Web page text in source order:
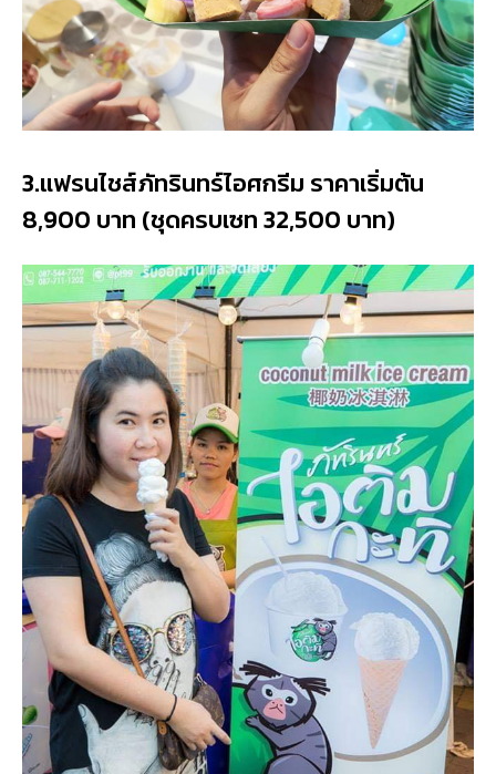
3.แฟรนไชส์ภัทรินทร์ไอศกรีม ราคาเริ่มต้น
8,900 บาท (ชุดครบเซท 32,500 บาท)